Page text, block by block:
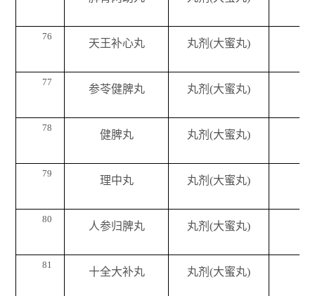
76
天王补心丸 丸剂(大蜜丸)
77
参苓健脾丸 丸剂(大蜜丸)
78
健脾丸 丸剂(大蜜丸)
79
理中丸 丸剂(大蜜丸)
80
人参归脾丸 丸剂(大蜜丸)
81
十全大补丸 丸剂(大蜜丸)